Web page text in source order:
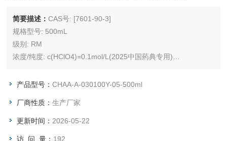
简要描述：CAS号: [7601-90-3]
规格型号: 500mL
级别: RM
浓度/纯度: c(HClO4)=0.1mol/L(2025中国药典专用)
产品型号：CHAA-A-030100Y-05-500ml
厂商性质：生产厂家
更新时间： 2026-05-22
访 问 量： 192